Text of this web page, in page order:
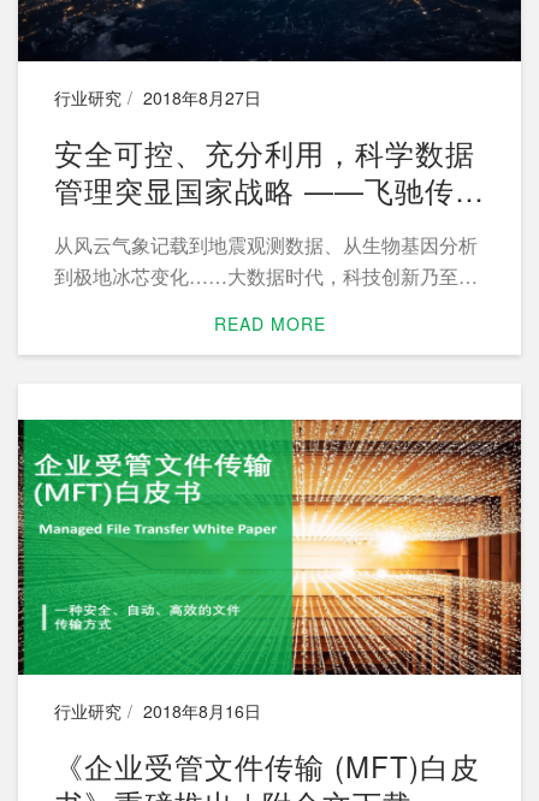
行业研究 2018年8月27日
安全可控、充分利用，科学数据
管理突显国家战略 ——飞驰传输
带你解读《科学数据管理办法》
从风云气象记载到地震观测数据、从生物基因分析
到极地冰芯变化……大数据时代，科技创新乃至整
数据的分析和运用。2018年4月，国务院办公厅正
一次在国家层面出台针对科学数据的法律法规。
READ MORE
行业研究 2018年8月16日
《企业受管文件传输 (MFT)白皮